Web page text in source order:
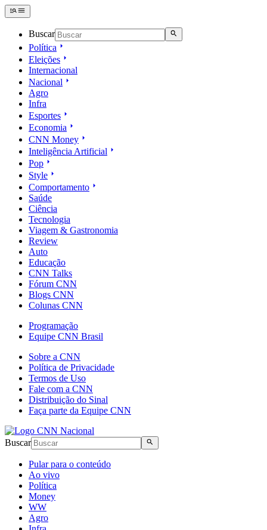
Buscar
Política
Eleições
Internacional
Nacional
Agro
Infra
Esportes
Economia
CNN Money
Inteligência Artificial
Pop
Style
Comportamento
Saúde
Ciência
Tecnologia
Viagem & Gastronomia
Review
Auto
Educação
CNN Talks
Fórum CNN
Blogs CNN
Colunas CNN
Programação
Equipe CNN Brasil
Sobre a CNN
Política de Privacidade
Termos de Uso
Fale com a CNN
Distribuição do Sinal
Faça parte da Equipe CNN
Buscar
Pular para o conteúdo
Ao vivo
Política
Money
WW
Agro